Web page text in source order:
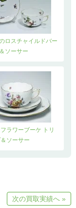
ロスチャイルドバー
ソーサー
ラワーブーケ トリ
ソーサー
次の買取実績へ »